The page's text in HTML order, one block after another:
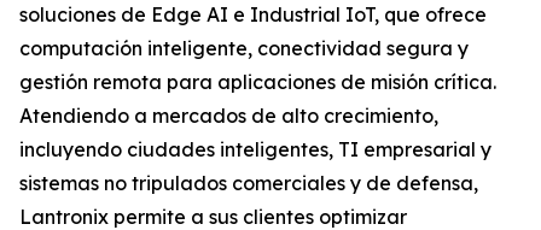
soluciones de Edge AI e Industrial IoT, que ofrece
computación inteligente, conectividad segura y
gestión remota para aplicaciones de misión crítica.
Atendiendo a mercados de alto crecimiento,
incluyendo ciudades inteligentes, TI empresarial y
sistemas no tripulados comerciales y de defensa,
Lantronix permite a sus clientes optimizar